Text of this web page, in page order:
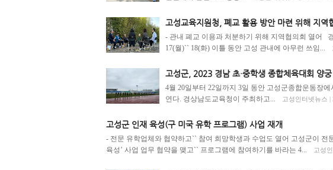
고성교육지원청, 폐교 활용 방안 마련 위해 지역
- 관내 폐교 이용과 처분하기 위해 지역협의회 열어
17(월)`` 18(화) 이틀 동안 고성 관내에 아무런 쓰임...
고성군, 2023 경남 초·중학생 종합체육대회 양
4월 20일부터 22일까지 3일 동안 고성군종합운동장
연다. 경상남도교육청이 주최하고...
고성인터넷뉴스 |
고성군 인재 육성(구 미국 유학 프로그램) 사업 재개
- 전문 유학업체와 협약하고`` 참여 희망학생과 수업도 열어 고성군이 전
육성’ 사업 업무 협약을 맺고`` 프로그램에 참여하기를 바라는 4...
고성